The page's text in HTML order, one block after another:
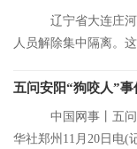
辽宁省大连庄河
人员解除集中隔离。
五问安阳“狗咬人”
中国网事丨五问
华社郑州11月20日电(